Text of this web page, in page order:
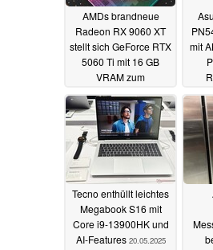
AMDs brandneue
Radeon RX 9060 XT
stellt sich GeForce RTX
5060 Ti mit 16 GB
VRAM zum
21.05.2025
mit
Tecno enthüllt leichtes
Megabook S16 mit
Core i9-13900HK und
AI-Features 20.05.2025